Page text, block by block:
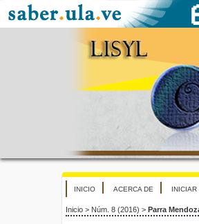
INICIO ACERCA DE
Inicio > Núm. 8 (2016) > Parra